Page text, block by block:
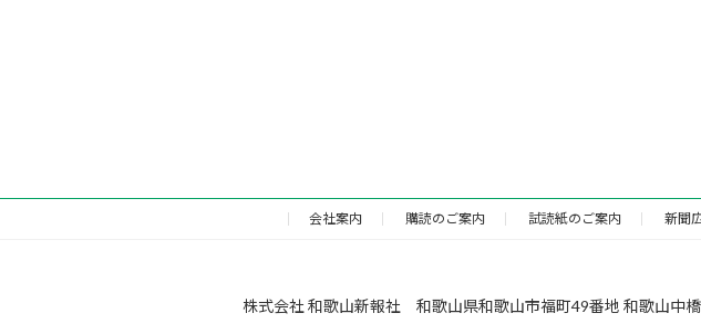
会社案内 購読のご案内 試読紙のご案内 新聞
株式会社 和歌山新報社 和歌山県和歌山市福町49番地 和歌山